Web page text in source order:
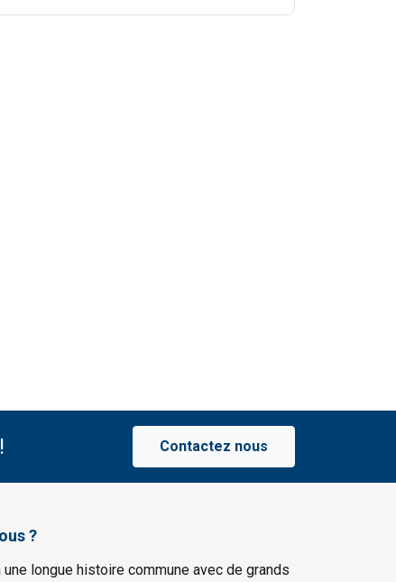
Contactez nous
?
une longue histoire commune avec de grands